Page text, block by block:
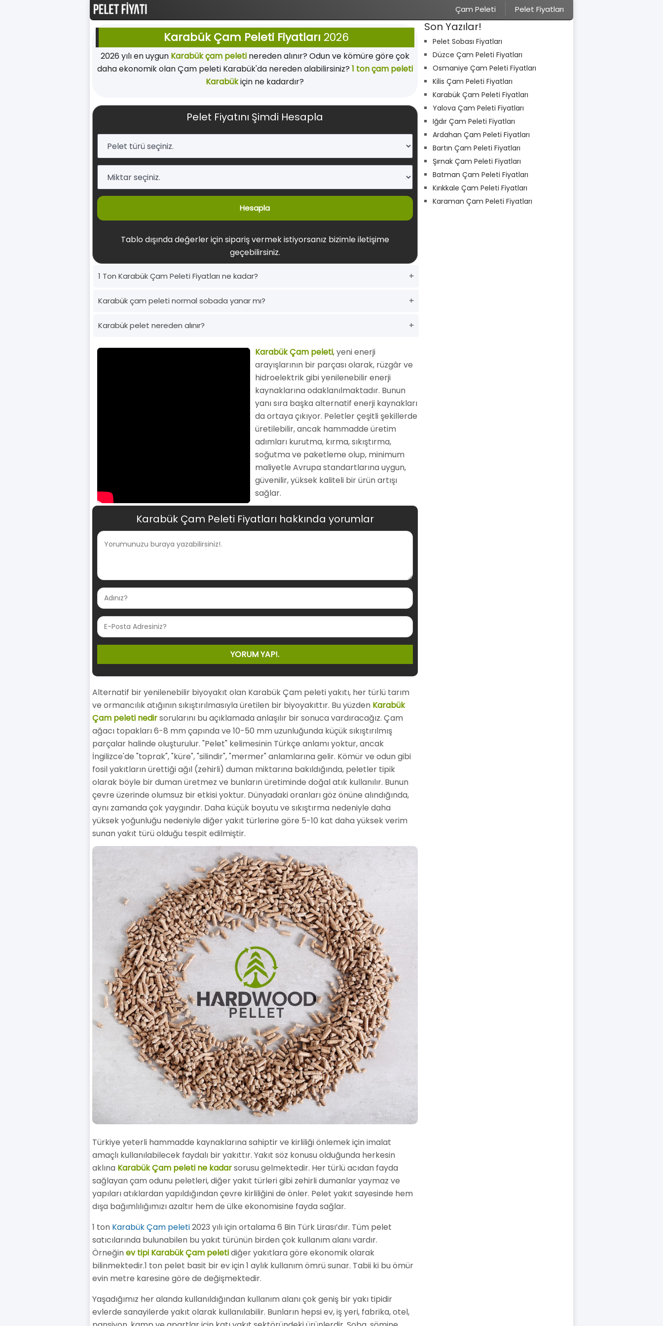
Çam Peleti Pelet Fiyatları
Karabük Çam Peleti Fiyatları 2026
2026 yılı en uygun Karabük çam peletinereden alınır? Odun ve kömüre göre çok
daha ekonomik olan Çam peleti Karabük'da nereden alabilirsiniz? 1 ton çam peleti
Karabükiçin ne kadardır?
Pelet Fiyatını Şimdi Hesapla
Hesapla
Tablo dışında değerler için sipariş vermek istiyorsanız bizimle iletişime
geçebilirsiniz.
1 Ton Karabük Çam Peleti Fiyatları ne kadar?
Karabük çam peleti normal sobada yanar mı?
Karabük pelet nereden alınır?
Karabük Çam peleti, yeni enerji
arayışlarının bir parçası olarak, rüzgâr ve
hidroelektrik gibi yenilenebilir enerji
kaynaklarına odaklanılmaktadır. Bunun
yanı sıra başka alternatif enerji kaynakları
da ortaya çıkıyor. Peletler çeşitli şekillerde
üretilebilir, ancak hammadde üretim
adımları kurutma, kırma, sıkıştırma,
soğutma ve paketleme olup, minimum
maliyetle Avrupa standartlarına uygun,
güvenilir, yüksek kaliteli bir ürün artışı
sağlar.
Karabük Çam Peleti Fiyatları hakkında yorumlar
Alternatif bir yenilenebilir biyoyakıt olan Karabük Çam peleti yakıtı, her türlü tarım
ve ormancılık atığının sıkıştırılmasıyla üretilen bir biyoyakıttır. Bu yüzden Karabük
Çam peleti nedirsorularını bu açıklamada anlaşılır bir sonuca vardıracağız. Çam
ağacı topakları 6-8 mm çapında ve 10-50 mm uzunluğunda küçük sıkıştırılmış
parçalar halinde oluşturulur. "Pelet" kelimesinin Türkçe anlamı yoktur, ancak
İngilizce'de "toprak", "küre", "silindir", "mermer" anlamlarına gelir. Kömür ve odun gibi
fosil yakıtların ürettiği ağıl (zehirli) duman miktarına bakıldığında, peletler tipik
olarak böyle bir duman üretmez ve bunların üretiminde doğal atık kullanılır. Bunun
çevre üzerinde olumsuz bir etkisi yoktur. Dünyadaki oranları göz önüne alındığında,
aynı zamanda çok yaygındır. Daha küçük boyutu ve sıkıştırma nedeniyle daha
yüksek yoğunluğu nedeniyle diğer yakıt türlerine göre 5-10 kat daha yüksek verim
sunan yakıt türü olduğu tespit edilmiştir.
Türkiye yeterli hammadde kaynaklarına sahiptir ve kirliliği önlemek için imalat
amaçlı kullanılabilecek faydalı bir yakıttır. Yakıt söz konusu olduğunda herkesin
aklına Karabük Çam peleti ne kadarsorusu gelmektedir. Her türlü acıdan fayda
sağlayan çam odunu peletleri, diğer yakıt türleri gibi zehirli dumanlar yaymaz ve
yapıları atıklardan yapıldığından çevre kirliliğini de önler. Pelet yakıt sayesinde hem
dışa bağımlılığımızı azaltır hem de ülke ekonomisine fayda sağlar.
1 ton Karabük Çam peleti2023 yılı için ortalama 6 Bin Türk Lirası’dır. Tüm pelet
satıcılarında bulunabilen bu yakıt türünün birden çok kullanım alanı vardır.
Örneğinev tipi Karabük Çam peletidiğer yakıtlara göre ekonomik olarak
bilinmektedir.1 ton pelet basit bir ev için 1 aylık kullanım ömrü sunar. Tabii ki bu ömür
evin metre karesine göre de değişmektedir.
Yaşadığımız her alanda kullanıldığından kullanım alanı çok geniş bir yakı tipidir
evlerde sanayilerde yakıt olarak kullanılabilir. Bunların hepsi ev, iş yeri, fabrika, otel,
Son Yazılar!
Pelet Sobası Fiyatları
Düzce Çam Peleti Fiyatları
Osmaniye Çam Peleti Fiyatları
Kilis Çam Peleti Fiyatları
Karabük Çam Peleti Fiyatları
Yalova Çam Peleti Fiyatları
Iğdır Çam Peleti Fiyatları
Ardahan Çam Peleti Fiyatları
Bartın Çam Peleti Fiyatları
Şırnak Çam Peleti Fiyatları
Batman Çam Peleti Fiyatları
Kırıkkale Çam Peleti Fiyatları
Karaman Çam Peleti Fiyatları